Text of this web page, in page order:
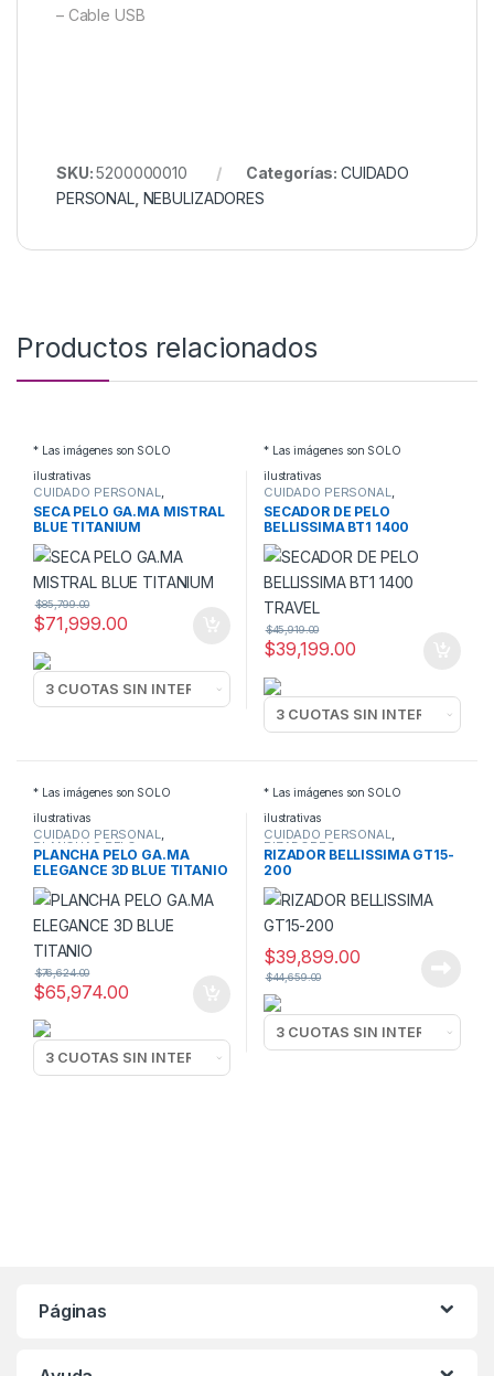
– Cable USB
SKU:5200000010 Categorías: CUIDADO
PERSONAL, NEBULIZADORES
Productos relacionados
* Las imágenes son SOLO
ilustrativas
CUIDADO PERSONAL
SECADORES DE PELO
SECA PELO GA.MA MISTRAL
BLUE TITANIUM
$71,999.00
$85,799.00
* Las imágenes son SOLO
ilustrativas
CUIDADO PERSONAL
SECADORES DE PELO
SECADOR DE PELO
BELLISSIMA BT1 1400
TRAVEL
$39,199.00
$45,919.00
* Las imágenes son SOLO
ilustrativas
CUIDADO PERSONAL,
PLANCHAS PELO
PLANCHA PELO GA.MA
ELEGANCE 3D BLUE TITANIO
$65,974.00
$76,624.00
* Las imágenes son SOLO
ilustrativas
CUIDADO PERSONAL,
RIZADORES
RIZADOR BELLISSIMA GT15-
200
$39,899.00
$44,659.00
Páginas